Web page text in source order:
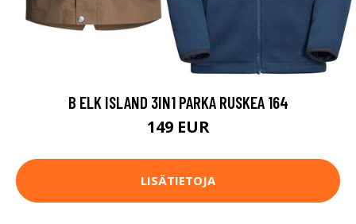
B ELK ISLAND 3IN1 PARKA RUSKEA 164
149 EUR
LISÄTIETOJA